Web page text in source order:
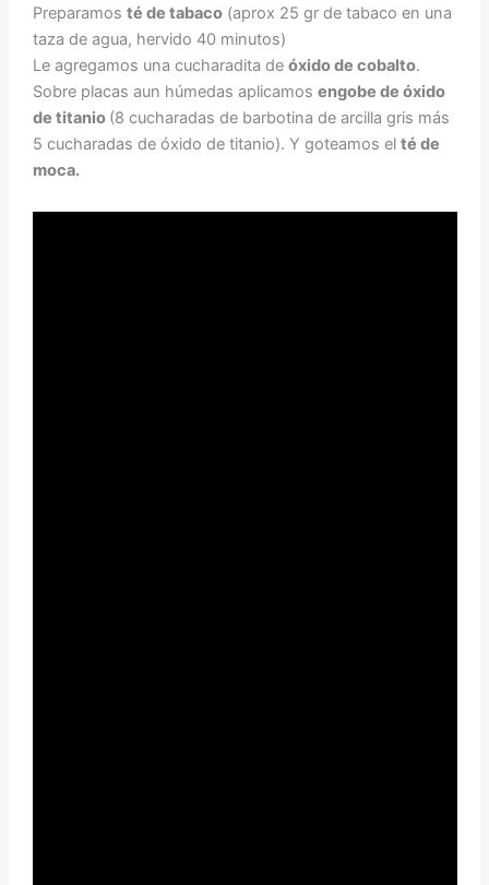
Preparamos té de tabaco(aprox 25 gr de tabaco en una
taza de agua, hervido 40 minutos)
Le agregamos una cucharadita de óxido de cobalto.
Sobre placas aun húmedas aplicamos engobe de óxido
de titanio (8 cucharadas de barbotina de arcilla gris más
5 cucharadas de óxido de titanio). Y goteamos el té de
moca.